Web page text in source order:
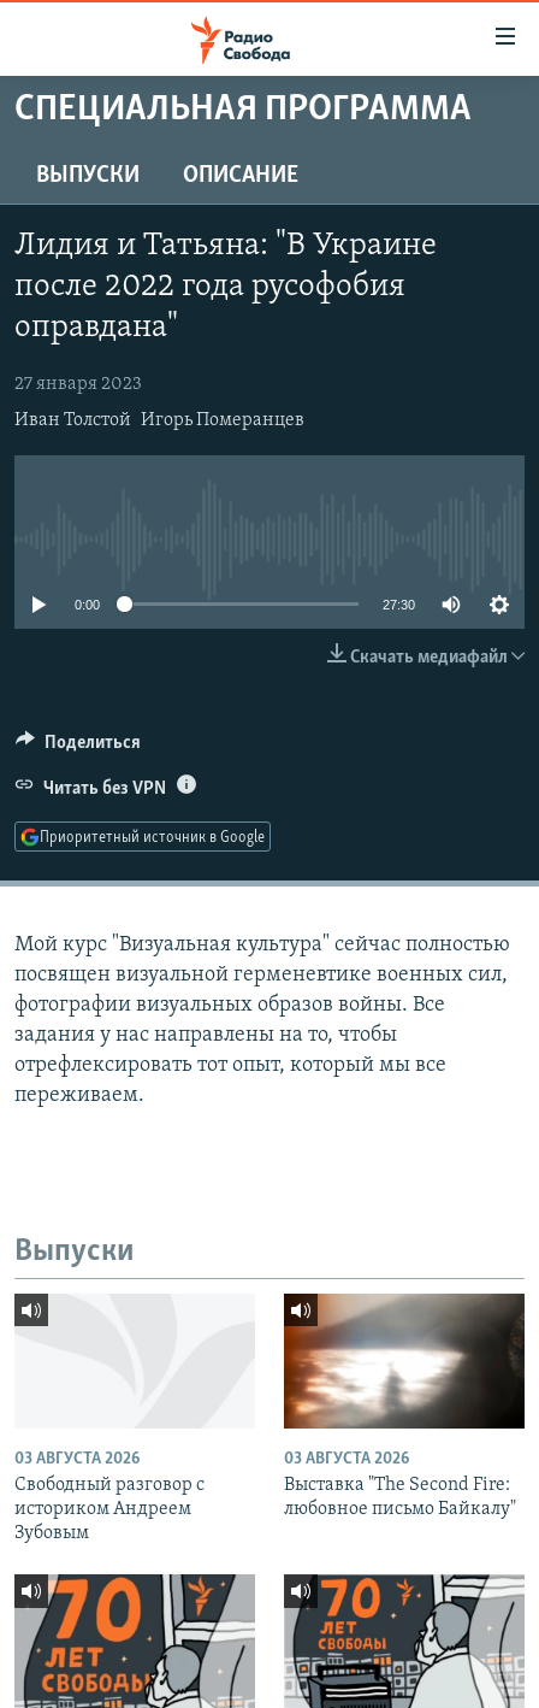
упрощенного
Вернуться
к
основному
Вернутся
навигации
Вернутся
ПРОГРАММЫ
ПОДКАСТЫ
ЦИТАТЫ СВОБОДЫ
МНЕНИЯ
КУЛЬТУРА
IDEL.РЕАЛИИ
КАВКАЗ.РЕАЛИИ
ПОДПИШИТЕСЬ НА РАССЫЛКУ
Все сайты РСЕ/РС
СПЕЦИАЛЬНАЯ ПРОГРАММА
ВЫПУСКИ ОПИСАНИЕ
Лидия и Татьяна: "В Украине
после 2022 года русофобия
оправдана"
27 января 2023
Иван Толстой Игорь Померанцев
0:00 27:30
Скачать медиафайл
Поделиться
Читать без VPN
Приоритетный источник в Google
Мой курс "Визуальная культура" сейчас полностью
посвящен визуальной герменевтике военных сил,
фотографии визуальных образов войны. Все
задания у нас направлены на то, чтобы
отрефлексировать тот опыт, который мы все
переживаем.
Выпуски
03 АВГУСТА 2026
Свободный разговор с
историком Андреем
Зубовым
03 АВГУСТА 2026
Выставка "The Second Fire:
любовное письмо Байкалу"